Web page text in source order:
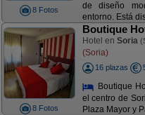
8 Fotos
de diseño
entorno. Está
8 Fotos
Boutique
Hotel en Soria
(Soria)
16 plazas
Boutique
el centro de
Plaza Mayor y